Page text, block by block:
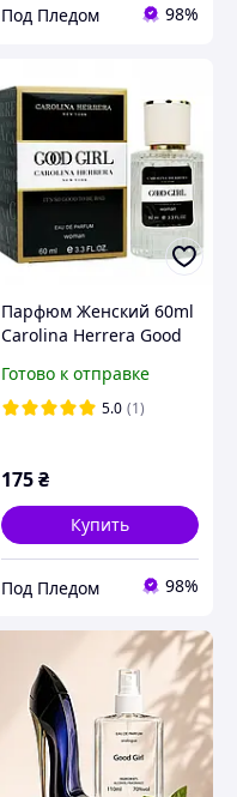
Под Пледом 98%
Парфюм Женский 60ml
Carolina Herrera Good
Готово к отправке
5.0 (1)
175₴
Купить
Под Пледом 98%